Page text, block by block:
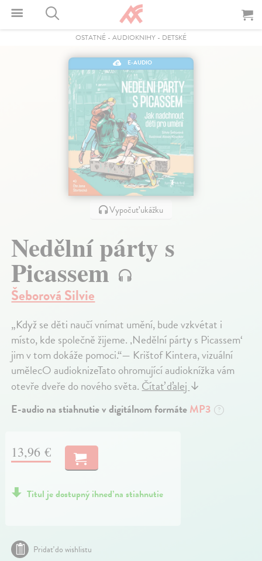
OSTATNÉ - AUDIOKNIHY - DETSKÉ
E-AUDIO
Vypočuť ukážku
Nedělní párty s
Picassem
Šeborová Silvie
„Když se děti naučí vnímat umění, bude vzkvétat i
místo, kde společně žijeme. ‚Nedělní párty s Picassem‘
jim v tom dokáže pomoci.“— Krištof Kintera, vizuální
umělecO audioknizeTato ohromující audioknížka vám
otevře dveře do nového světa.Čítať ďalej↓
E-audio na stiahnutie v digitálnom formáteMP3 ?
13,96 €
Titul je dostupný ihneď na stiahnutie
Pridať do wishlistu